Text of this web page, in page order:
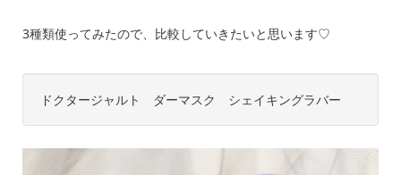
3種類使ってみたので、比較していきたいと思います♡
ドクタージャルト ダーマスク シェイキングラバー